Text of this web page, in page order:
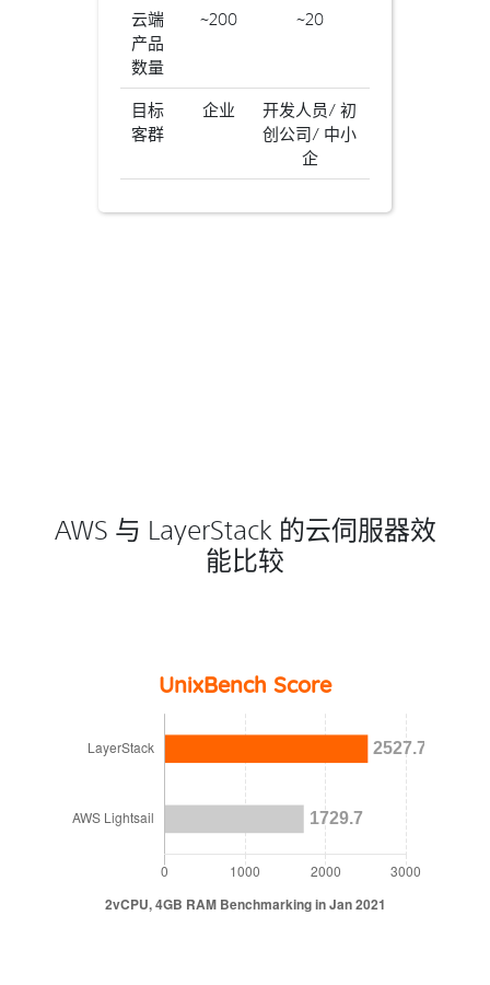
云端
产品
数量
~200 ~20
目标
客群
企业
开发人员/ 初
创公司/ 中小
企
AWS 与 LayerStack 的云伺服器效
能比较
UnixBench Score